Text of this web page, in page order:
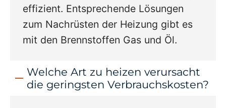
effizient. Entsprechende Lösungen
zum Nachrüsten der Heizung gibt es
mit den Brennstoffen Gas und Öl.
Welche Art zu heizen verursacht
die geringsten Verbrauchskosten?